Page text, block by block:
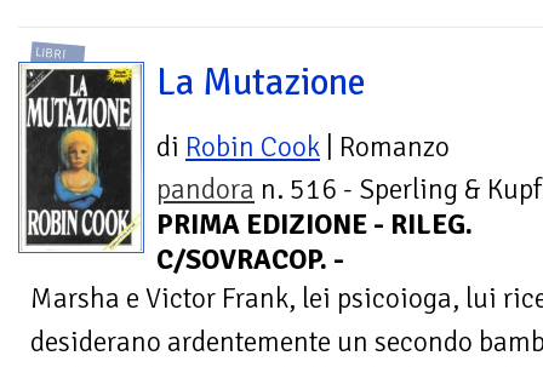
LIBRI
La Mutazione
di Robin Cook | Romanzo
pandora n. 516 - Sperling &
PRIMA EDIZIONE - RILEG.
C/SOVRACOP. -
Marsha e Victor Frank, lei psicoioga, lui
desiderano ardentemente un secondo